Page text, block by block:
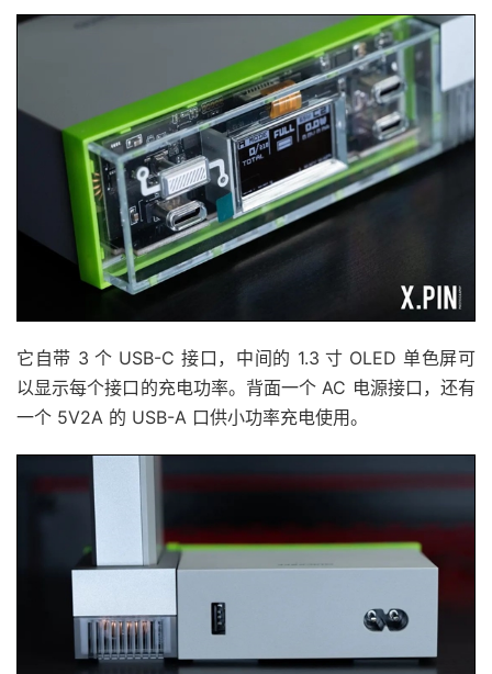
它自带 3 个 USB-C 接口，中间的 1.3 寸 OLED 单色屏可
以显示每个接口的充电功率。背面一个 AC 电源接口，还有
一个 5V2A 的 USB-A 口供小功率充电使用。